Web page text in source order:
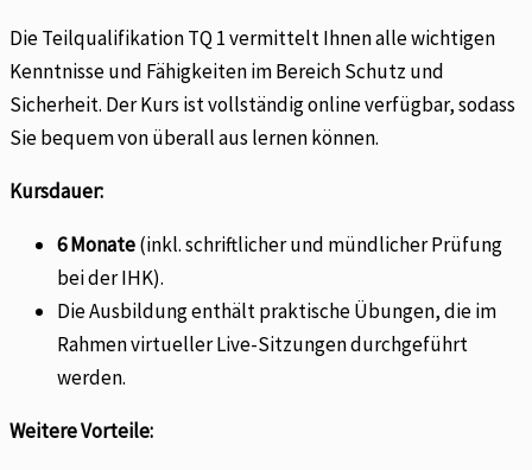
Die Teilqualifikation TQ 1 vermittelt Ihnen alle wichtigen
Kenntnisse und Fähigkeiten im Bereich Schutz und
Sicherheit. Der Kurs ist vollständig online verfügbar, sodass
Sie bequem von überall aus lernen können.
Kursdauer:
6 Monate(inkl. schriftlicher und mündlicher Prüfung
bei der IHK).
Die Ausbildung enthält praktische Übungen, die im
Rahmen virtueller Live-Sitzungen durchgeführt
werden.
Weitere Vorteile: